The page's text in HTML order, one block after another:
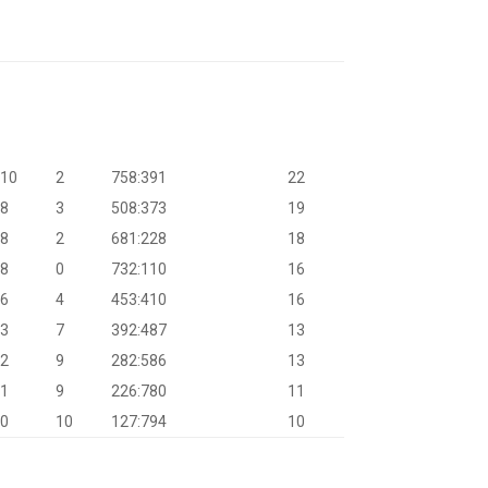
10 2 758:391
22
8 3 508:373
19
8 2 681:228
18
8 0 732:110
16
6 4 453:410
16
3 7 392:487
13
2 9 282:586
13
1 9 226:780
11
0 10 127:794 10